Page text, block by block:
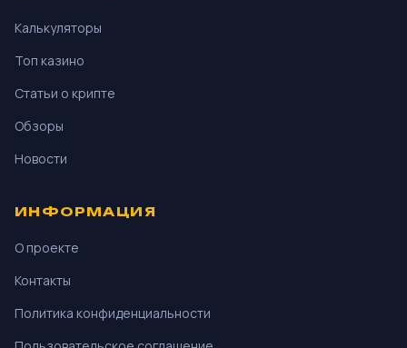
Калькуляторы
Топ казино
Статьи о крипте
Обзоры
Новости
ИНФОРМАЦИЯ
О проекте
Контакты
Политика конфиденциальности